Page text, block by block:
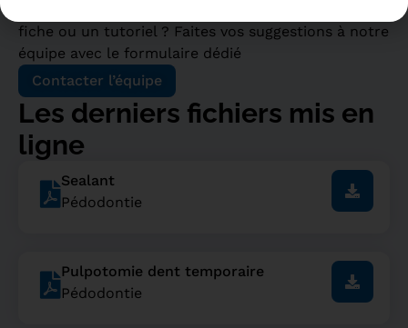
fiche ou un tutoriel ? Faites vos suggestions à notre
équipe avec le formulaire dédié
Contacter l’équipe
Les derniers fichiers mis en
ligne
Sealant
Pédodontie
Pulpotomie dent temporaire
Pédodontie